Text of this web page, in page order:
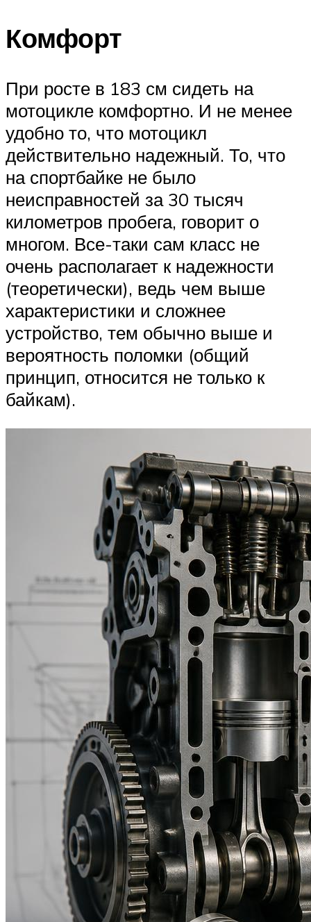
Комфорт
При росте в 183 см сидеть на
мотоцикле комфортно. И не менее
удобно то, что мотоцикл
действительно надежный. То, что
на спортбайке не было
неисправностей за 30 тысяч
километров пробега, говорит о
многом. Все-таки сам класс не
очень располагает к надежности
(теоретически), ведь чем выше
характеристики и сложнее
устройство, тем обычно выше и
вероятность поломки (общий
принцип, относится не только к
байкам).